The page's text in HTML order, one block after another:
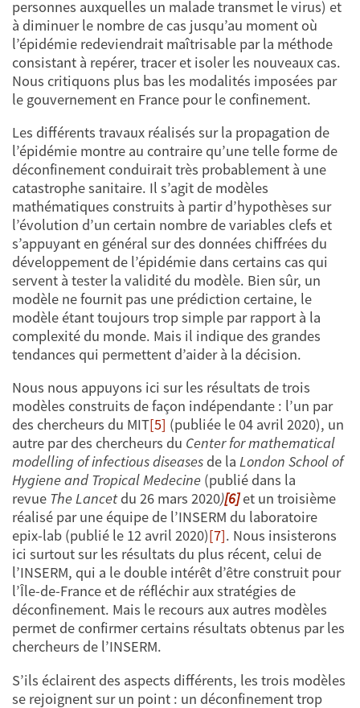
personnes auxquelles un malade transmet le virus) et
à diminuer le nombre de cas jusqu’au moment où
l’épidémie redeviendrait maîtrisable par la méthode
consistant à repérer, tracer et isoler les nouveaux cas.
Nous critiquons plus bas les modalités imposées par
le gouvernement en France pour le confinement.
Les différents travaux réalisés sur la propagation de
l’épidémie montre au contraire qu’une telle forme de
déconfinement conduirait très probablement à une
catastrophe sanitaire. Il s’agit de modèles
mathématiques construits à partir d’hypothèses sur
l’évolution d’un certain nombre de variables clefs et
s’appuyant en général sur des données chiffrées du
développement de l’épidémie dans certains cas qui
servent à tester la validité du modèle. Bien sûr, un
modèle ne fournit pas une prédiction certaine, le
modèle étant toujours trop simple par rapport à la
complexité du monde. Mais il indique des grandes
tendances qui permettent d’aider à la décision.
Nous nous appuyons ici sur les résultats de trois
modèles construits de façon indépendante : l’un par
des chercheurs du MIT[5] (publiée le 04 avril 2020), un
autre par des chercheurs du Center for mathematical
modelling of infectious diseases de la London School of
Hygiene and Tropical Medecine (publié dans la
revue TheLancetdu 26 mars 2020)[6]et un troisième
réalisé par une équipe de l’INSERM du laboratoire
epix-lab (publié le 12 avril 2020)[7]. Nous insisterons
ici surtout sur les résultats du plus récent, celui de
l’INSERM, qui a le double intérêt d’être construit pour
l’Île-de-France et de réfléchir aux stratégies de
déconfinement. Mais le recours aux autres modèles
permet de confirmer certains résultats obtenus par les
chercheurs de l’INSERM.
S’ils éclairent des aspects différents, les trois modèles
se rejoignent sur un point : un déconfinement trop